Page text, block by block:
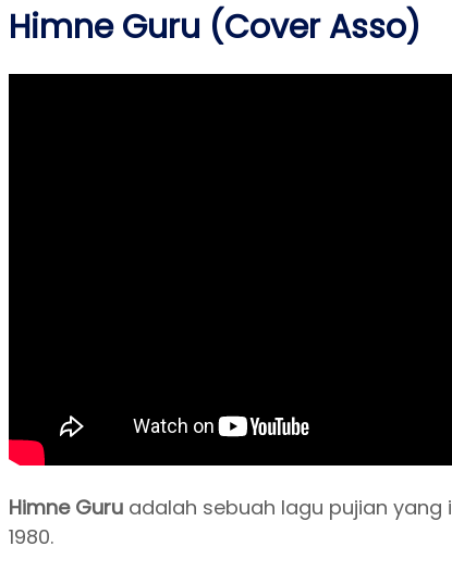
Himne Guru (Cover Asso)
Himne Guru adalah sebuah lagu pujian yang
1980.